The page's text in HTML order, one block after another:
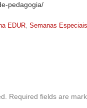
pedagogia/
EDUR, Semanas Especiais
Required fields are